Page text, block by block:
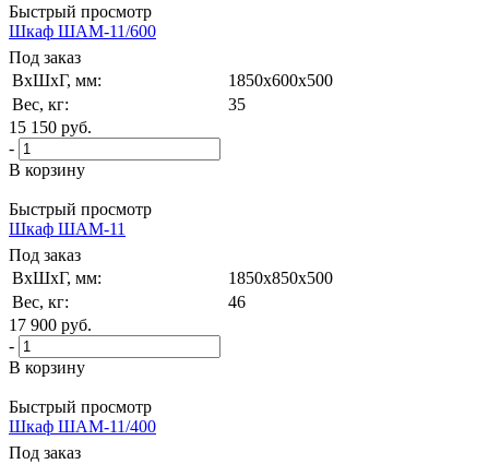
Быстрый просмотр
Шкаф ШАМ-11/600
Под заказ
ВxШxГ, мм:
1850x600x500
Вес, кг:
35
15 150 руб.
-
В корзину
Быстрый просмотр
Шкаф ШАМ-11
Под заказ
ВxШxГ, мм:
1850x850x500
Вес, кг:
46
17 900 руб.
-
В корзину
Быстрый просмотр
Шкаф ШАМ-11/400
Под заказ